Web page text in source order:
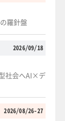
羅針盤
2026/09/18
社会へAI×デ
2026/08/26-27